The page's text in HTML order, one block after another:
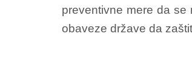
preventivne mere da se
obaveze države da